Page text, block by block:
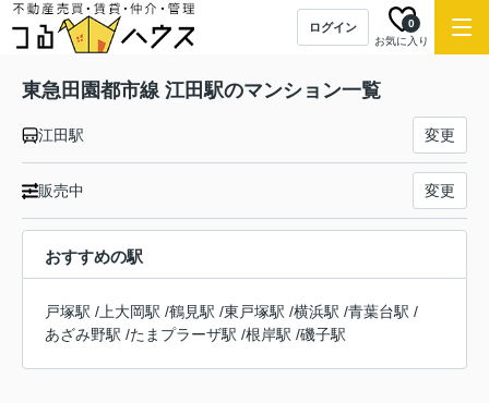
ログイン
お気に入り
0
東急田園都市線 江田駅のマンション一覧
江田駅 変更
販売中 変更
おすすめの駅
戸塚駅 / 上大岡駅 /鶴見駅 /東戸塚駅 /横浜駅 /青葉台駅 /
あざみ野駅 /たまプラーザ駅 /根岸駅 /磯子駅